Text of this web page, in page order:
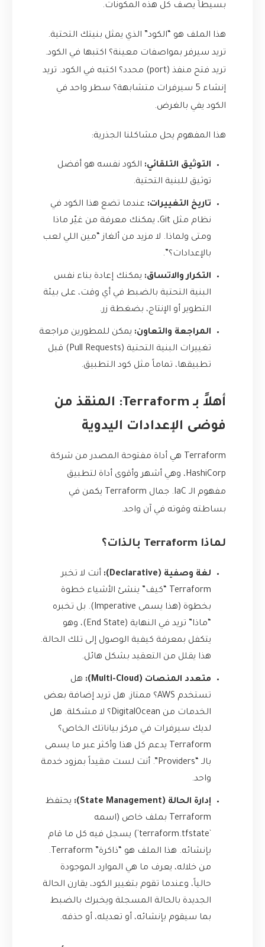
بسيطاً يصف كل هذه المكونات.
هذا الملف هو “الكود” الذي يمثل بنيتك التحتية.
تريد سيرفر بمواصفات معينة؟ اكتبها في الكود.
تريد فتح منفذ (port) محدد؟ اكتبه في الكود. تريد
إنشاء 5 سيرفرات متشابهة؟ سطر واحد في
الكود يفي بالغرض.
هذا المفهوم يحل مشاكلنا الجذرية:
التوثيق التلقائي: الكود نفسه هو أفضل
توثيق للبنية التحتية.
تاريخ التغييرات: عندما تضع هذا الكود في
نظام مثل Git، يمكنك معرفة من غيّر ماذا
ومتى ولماذا. لا مزيد من ألغاز “مين اللي لعب
بالإعدادات؟”.
التكرار والاتساق: يمكنك إعادة بناء نفس
البنية التحتية بالضبط في أي وقت، على بيئة
التطوير أو الإنتاج، بضغطة زر.
المراجعة والتعاون: يمكن للمطورين مراجعة
تغييرات البنية التحتية (Pull Requests) قبل
تطبيقها، تماماً مثل كود التطبيق.
أهلاً بـ Terraform: المنقذ من
فوضى الإعدادات اليدوية
Terraform هي أداة مفتوحة المصدر من شركة
HashiCorp، وهي أشهر وأقوى أداة لتطبيق
مفهوم الـ IaC. جمال Terraform يكمن في
بساطته وقوته في آن واحد.
لماذا Terraform بالذات؟
لغة وصفية (Declarative):
أنت لا تخبر
Terraform “كيف” ينشئ الأشياء خطوة
بخطوة (هذا يسمى Imperative). بل تخبره
“ماذا” تريد في النهاية (End State)، وهو
يتكفل بمعرفة كيفية الوصول إلى تلك الحالة.
هذا يقلل من التعقيد بشكل هائل.
متعدد المنصات (Multi-Cloud):
هل
تستخدم AWS؟ ممتاز. هل تريد إضافة بعض
الخدمات من DigitalOcean؟ لا مشكلة. هل
لديك سيرفرات في مركز بياناتك الخاص؟
Terraform يدعم كل هذا وأكثر عبر ما يسمى
بالـ “Providers”. أنت لست مقيداً بمزود خدمة
واحد.
إدارة الحالة (State Management):
يحتفظ
Terraform بملف خاص (اسمه
`terraform.tfstate`) يسجل فيه كل ما قام
بإنشائه. هذا الملف هو “ذاكرة” Terraform.
من خلاله، يعرف ما هي الموارد الموجودة
حالياً، وعندما تقوم بتغيير الكود، يقارن الحالة
الجديدة بالحالة المسجلة ويخبرك بالضبط
بما سيقوم بإنشائه، أو تعديله، أو حذفه.